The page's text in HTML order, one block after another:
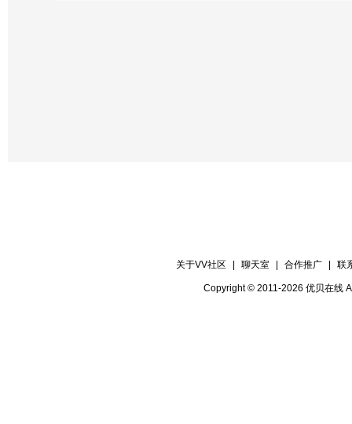
关于VV社区 聊天室 合作推广 联
Copyright © 2011-2026 优贝在线